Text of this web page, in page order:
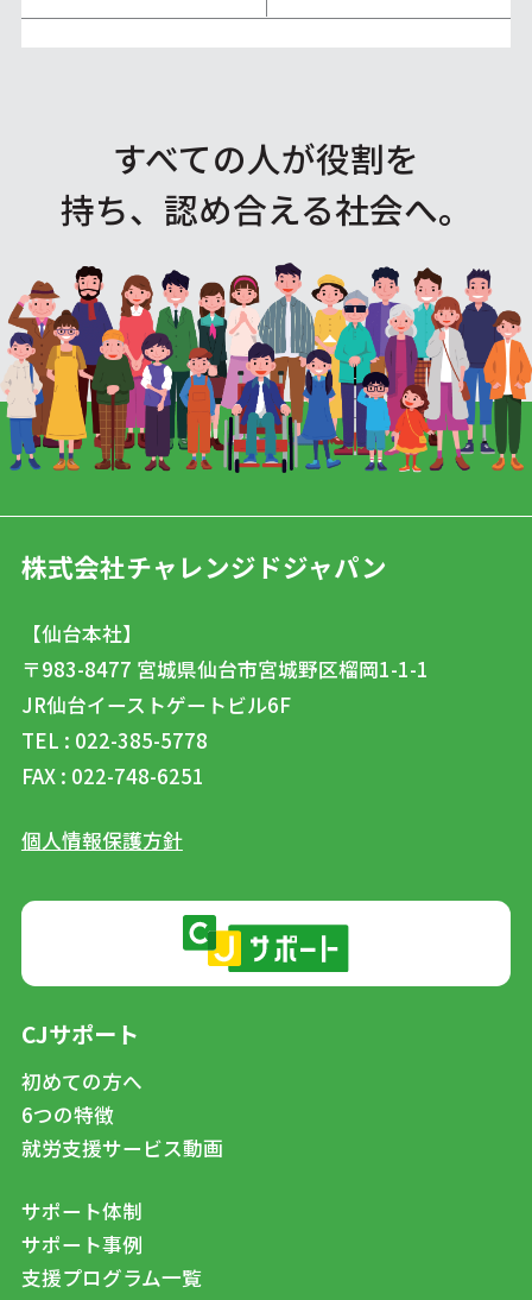
すべての人が役割を
持ち、認め合える社会へ。
株式会社チャレンジドジャパン
【仙台本社】
〒983-8477 宮城県仙台市宮城野区榴岡1-1-1
JR仙台イーストゲートビル6F
TEL : 022-385-5778
FAX : 022-748-6251
個人情報保護方針
CJサポート
初めての方へ
6つの特徴
就労支援サービス動画
サポート体制
サポート事例
支援プログラム一覧